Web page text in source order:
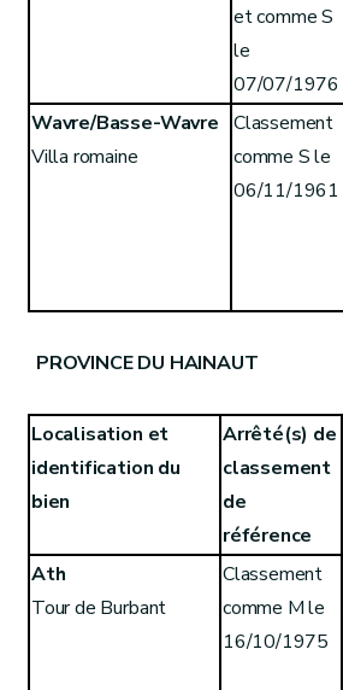
et comme S
le
07/07/1976
Wavre/Basse-Wavre
Villa romaine
Classement
comme S le
06/11/1961
PROVINCE DU HAINAUT
Localisation et
identification du
bien
Arrêté(s) de
classement
de
référence
Ath
Tour de Burbant
Classement
comme M le
16/10/1975